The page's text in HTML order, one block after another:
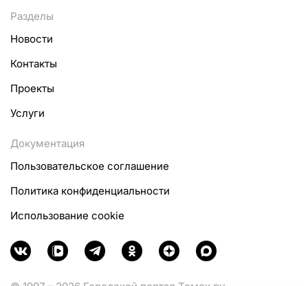
Разделы
Новости
Контакты
Проекты
Услуги
Документация
Пользовательское соглашение
Политика конфиденциальности
Использование cookie